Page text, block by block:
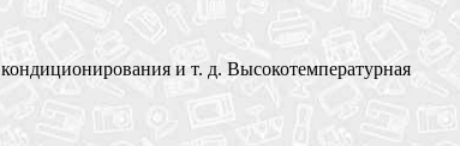
и т. д. Высокотемпературная